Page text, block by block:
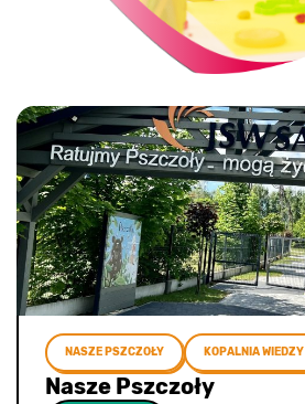
NASZE PSZCZOŁY KOPALNIA WIEDZY
Nasze Pszczoły